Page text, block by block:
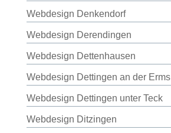
Webdesign Denkendorf
Webdesign Derendingen
Webdesign Dettenhausen
Webdesign Dettingen an der Erms
Webdesign Dettingen unter Teck
Webdesign Ditzingen